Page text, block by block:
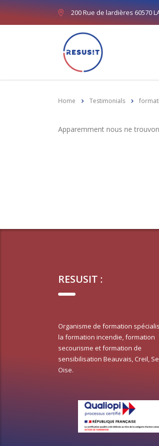
200 Rue de lardières 60570
Home Testimonials
Apparemment nous ne
RESUSIT :
Organisme de formation
la formation incendie, formation
secourisme et formation de
sensibilisation Beauvais, Creil,
Oise.